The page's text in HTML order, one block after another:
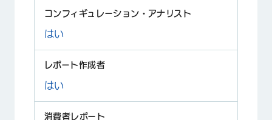
はい
はい